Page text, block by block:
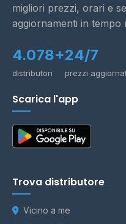
migliori prezzi, orari e
aggiornamenti in tempo
4.078+
distributori
24/7
prezzi
Scarica l'app
Trova distributore
Vicino a me